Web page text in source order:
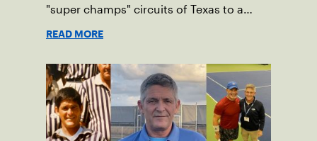
"super champs" circuits of Texas to a
READ MORE